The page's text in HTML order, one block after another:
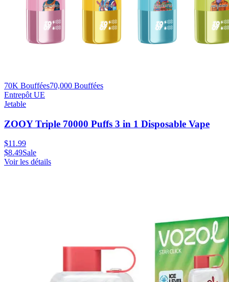
70K Bouffées70,000 Bouffées
Entrepôt UE
Jetable
ZOOY Triple 70000 Puffs 3 in 1 Disposable Vape
$11.99
$8.49Sale
Voir les détails